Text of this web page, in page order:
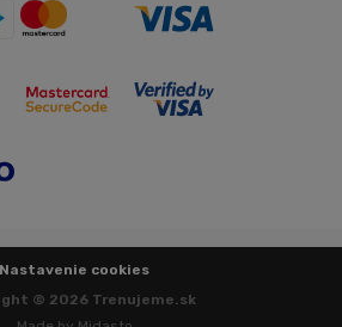
Nastavenie cookies
© 2026 Trenujeme.sk